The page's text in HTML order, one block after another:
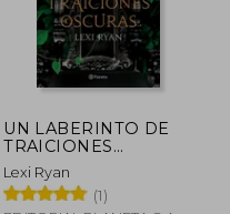
UN LABERINTO DE
TRAICIONES
OSCURAS
Lexi Ryan
(1)